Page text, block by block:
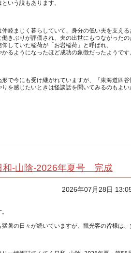
睦まじく暮らしていて、身分の低い夫を支える
きぶりが評価され、夫の出世にもつながったの
していた稲荷が「お岩稲荷」と呼ばれ、
で今にも受け継がれていますが、『東海道四谷
和-山陰-2026年夏号 完成
2026年07月28日